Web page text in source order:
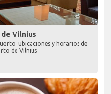
Vilnius
ubicaciones y horarios de
de Vilnius